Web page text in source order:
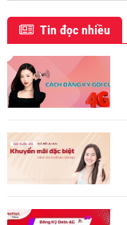
Tin đọc nhiều